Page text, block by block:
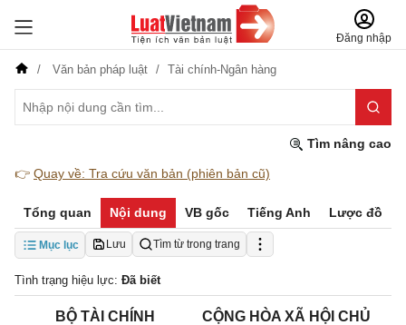
Đăng nhập
Văn bản pháp luật Tài chính-Ngân hàng
Tìm nâng cao
👉 Quay về: Tra cứu văn bản (phiên bản cũ)
Tổng quan Nội dung VB gốc Tiếng Anh Lược đồ
Mục lục Lưu Tìm từ trong trang
Tình trạng hiệu lực: Đã biết
BỘ TÀI CHÍNH
CỘNG HÒA XÃ HỘI CHỦ